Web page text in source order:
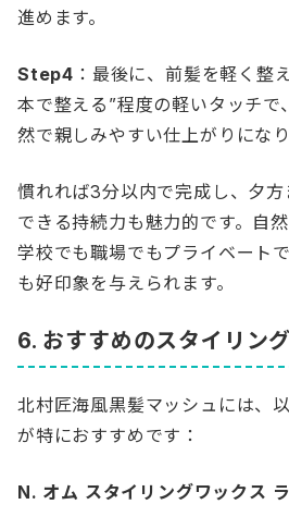
進めます。
Step4 ：最後に、前髪を軽く整
本で整える”程度の軽いタッチで
然で親しみやすい仕上がりになり
慣れれば3分以内で完成し、夕
できる持続力も魅力的です。自
学校でも職場でもプライベート
も好印象を与えられます。
6. おすすめのスタイリン
北村匠海風黒髪マッシュには、
が特におすすめです：
N. オム スタイリングワックス